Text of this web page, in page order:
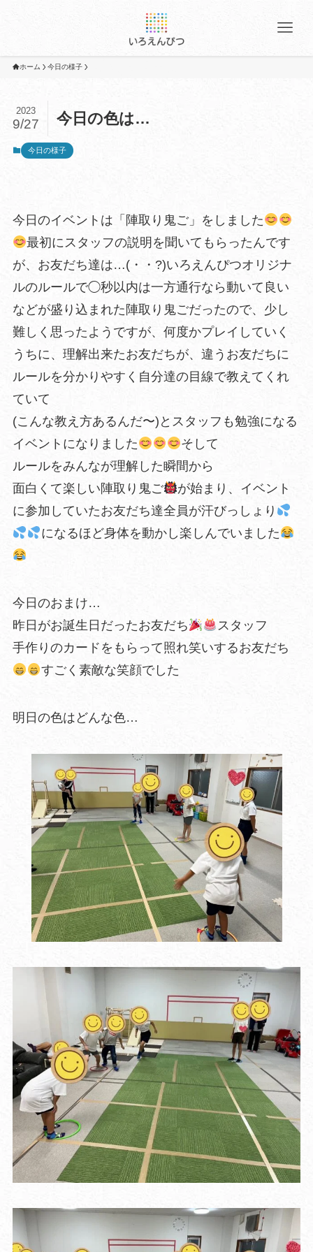
ホーム 今日の様子
今日の色は…
2023
9/27
今日の様子
今日のイベントは「陣取り鬼ご」をしました
最初にスタッフの説明を聞いてもらったんです
が、お友だち達は…(・・?)いろえんぴつオリジナ
ルのルールで◯秒以内は一方通行なら動いて良い
などが盛り込まれた陣取り鬼ごだったので、少し
難しく思ったようですが、何度かプレイしていく
うちに、理解出来たお友だちが、違うお友だちに
ルールを分かりやすく自分達の目線で教えてくれ
ていて
(こんな教え方あるんだ〜)とスタッフも勉強になる
イベントになりました
そして
ルールをみんなが理解した瞬間から
面白くて楽しい陣取り鬼ご
が始まり、イベント
に参加していたお友だち達全員が汗びっしょり
になるほど身体を動かし楽しんでいました
今日のおまけ…
昨日がお誕生日だったお友だち
スタッフ
手作りのカードをもらって照れ笑いするお友だち
すごく素敵な笑顔でした
明日の色はどんな色…